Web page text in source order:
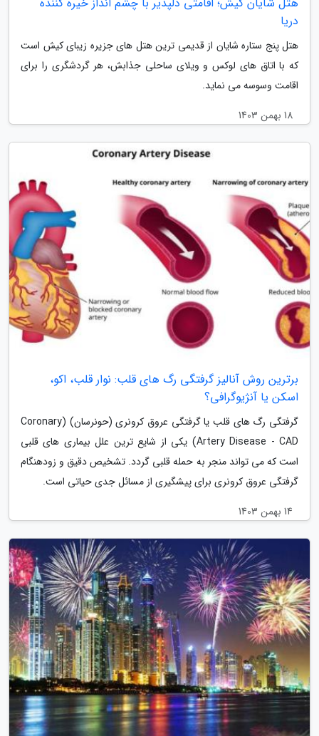
دریا
هتل پنج ستاره شایان از قدیمی ترین هتل های جزیره زیبای کیش است
که با اتاق های لوکس و ویلای ساحلی جذابش، هر گردشگری را برای
اقامت وسوسه می نماید.
18 بهمن 1403
برترین روش آنالیز گرفتگی رگ های قلب: نوار قلب، اکو،
اسکن یا آنژیوگرافی؟
گرفتگی رگ های قلب یا گرفتگی عروق کرونری (حونرسان) (Coronary
Artery Disease - CAD) یکی از شایع ترین علل بیماری های قلبی
است که می تواند منجر به حمله قلبی گردد. تشخیص دقیق و زودهنگام
گرفتگی عروق کرونری برای پیشگیری از مسائل جدی حیاتی است.
14 بهمن 1403